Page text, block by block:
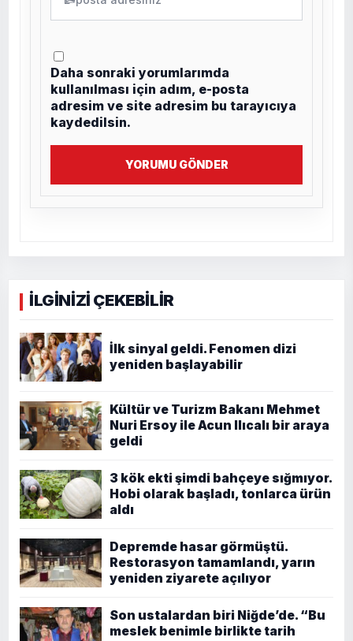
Daha sonraki yorumlarımda
kullanılması için adım, e-posta
adresim ve site adresim bu tarayıcıya
kaydedilsin.
YORUMU GÖNDER
İLGİNİZİ ÇEKEBİLİR
İlk sinyal geldi. Fenomen dizi
yeniden başlayabilir
Kültür ve Turizm Bakanı Mehmet
Nuri Ersoy ile Acun Ilıcalı bir araya
geldi
3 kök ekti şimdi bahçeye sığmıyor.
Hobi olarak başladı, tonlarca ürün
aldı
Depremde hasar görmüştü.
Restorasyon tamamlandı, yarın
yeniden ziyarete açılıyor
Son ustalardan biri Niğde’de. “Bu
meslek benimle birlikte tarih